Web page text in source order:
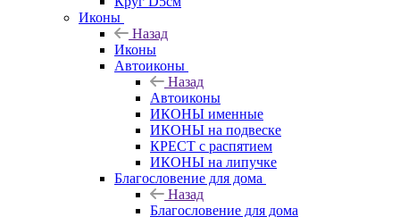
Иконы
Назад
Иконы
Автоиконы
Назад
Автоиконы
ИКОНЫ именные
ИКОНЫ на подвеске
КРЕСТ с распятием
ИКОНЫ на липучке
Благословение для дома
Назад
Благословение для дома